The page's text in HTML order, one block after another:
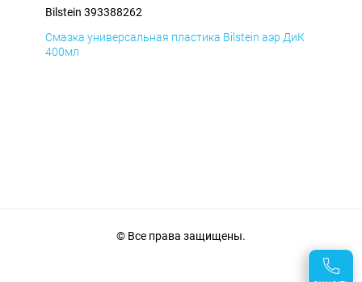
Bilstein 393388262
Смазка универсальная пластика Bilstein аэр ДиК
400мл
© Все права защищены.